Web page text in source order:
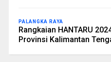
PALANGKA RAYA
Rangkaian HANTARU
Provinsi Kalimantan